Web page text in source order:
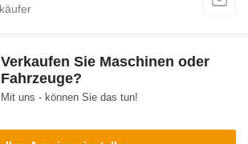
Verkaufen Sie Maschinen oder
Fahrzeuge?
Mit uns - können Sie das tun!